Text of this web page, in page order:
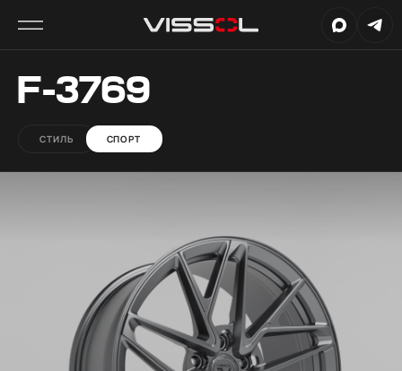
F-3769
СТИЛЬ СПОРТ